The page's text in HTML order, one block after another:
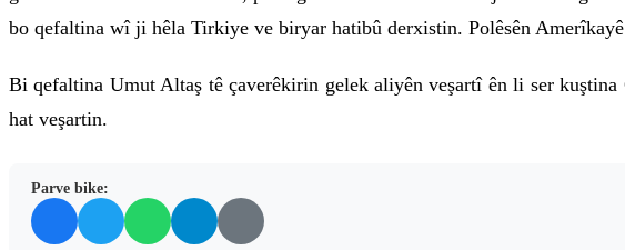
bo qefaltina wî ji hêla Tirkiye ve biryar hatibû derxistin. Polêsên
Bi qefaltina Umut Altaş tê çaverêkirin gelek aliyên veşartî ên li ser
hat veşartin.
Parve bike: